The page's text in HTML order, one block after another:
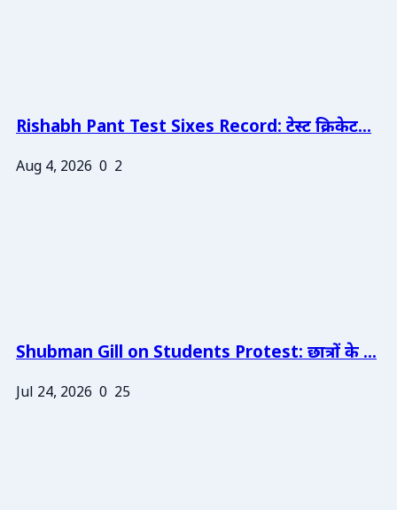
Rishabh Pant Test Sixes Record: टेस्ट क्रिकेट...
Aug 4, 2026 0 2
Shubman Gill on Students Protest: छात्रों के ...
Jul 24, 2026 0 25